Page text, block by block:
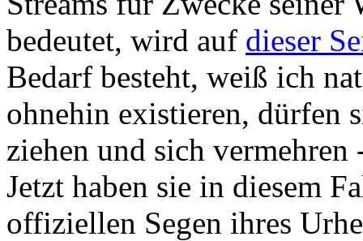
bedeutet, wird auf dieser
Bedarf besteht, weiß ich
ohnehin existieren, dürfen
ziehen und sich
Jetzt haben sie in diesem
offiziellen Segen ihres